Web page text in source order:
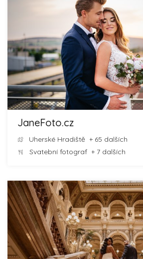
JaneFoto.cz
Uherské Hradiště + 65 dalších
Svatební fotograf + 7 dalších